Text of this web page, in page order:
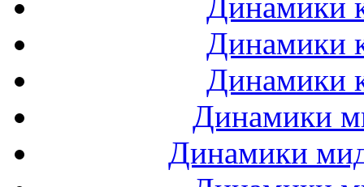
Динамики
Динамики
Динамики
Динамики
Динамики